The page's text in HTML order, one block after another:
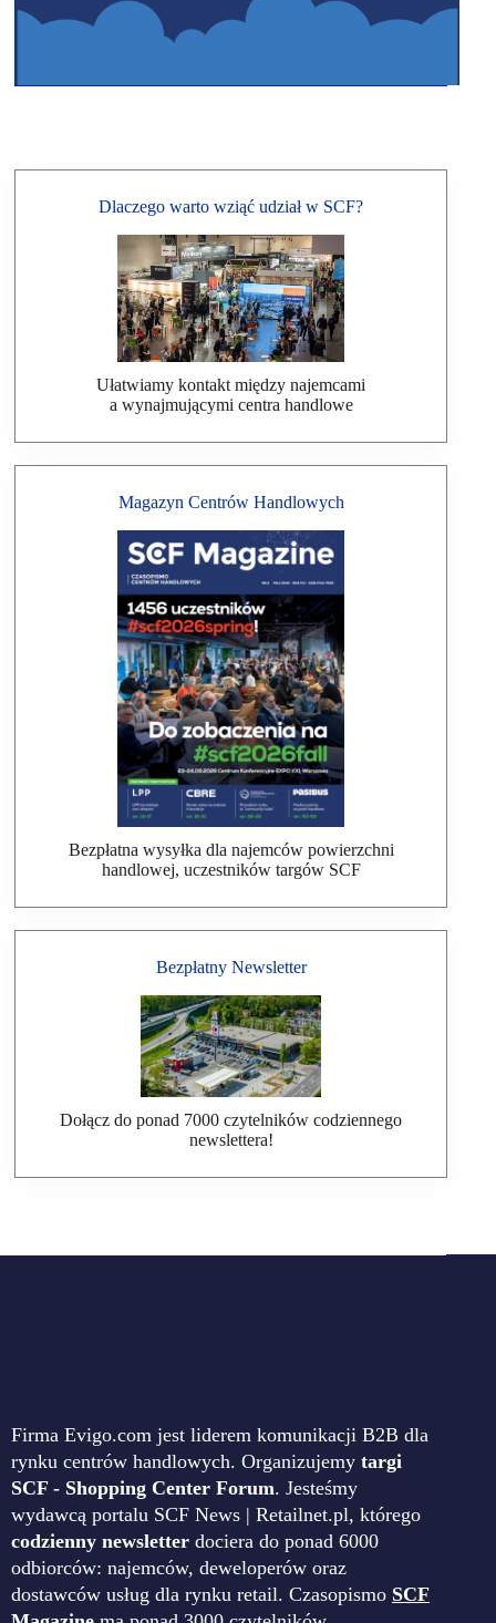
Dlaczego warto wziąć udział w SCF?
Ułatwiamy kontakt między najemcami
a wynajmującymi centra handlowe
Magazyn Centrów Handlowych
Bezpłatna wysyłka dla najemców powierzchni
handlowej, uczestników targów SCF
Bezpłatny Newsletter
Dołącz do ponad 7000 czytelników codziennego
newslettera!
Firma Evigo.com jest liderem komunikacji B2B dla
rynku centrów handlowych. Organizujemy targi
SCF - Shopping Center Forum. Jesteśmy
wydawcą portalu SCF News | Retailnet.pl, którego
codzienny newsletter dociera do ponad 6000
odbiorców: najemców, deweloperów oraz
dostawców usług dla rynku retail. Czasopismo SCF